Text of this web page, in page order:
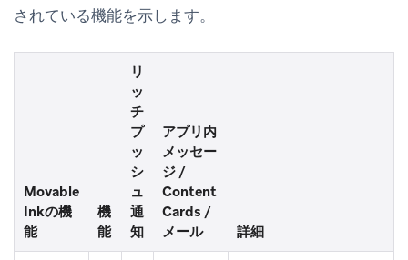
されている機能を示します。
Movable
Inkの機
能
機
能
リ
ッ
チ
プ
ッ
シ
ュ
通
知
アプリ内
メッセー
ジ /
Content
Cards /
メール
詳細